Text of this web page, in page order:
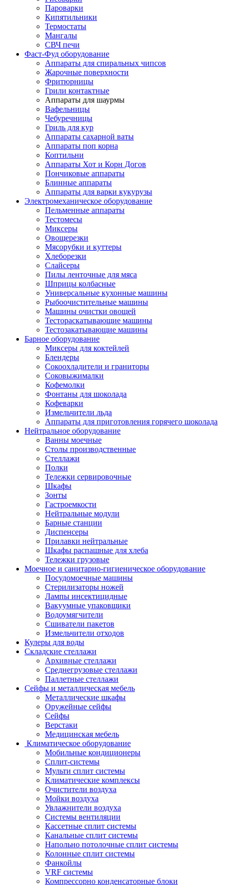
Пароварки
Кипятильники
Термостаты
Мангалы
СВЧ печи
Фаст-Фуд оборудование
Аппараты для спиральных чипсов
Жарочные поверхности
Фритюрницы
Грили контактные
Аппараты для шаурмы
Вафельницы
Чебуречницы
Гриль для кур
Аппараты сахарной ваты
Аппараты поп корна
Коптильни
Аппараты Хот и Корн Догов
Пончиковые аппараты
Блинные аппараты
Аппараты для варки кукурузы
Электромеханическое оборудование
Пельменные аппараты
Тестомесы
Миксеры
Овощерезки
Мясорубки и куттеры
Хлеборезки
Слайсеры
Пилы ленточные для мяса
Шприцы колбасные
Универсальные кухонные машины
Рыбоочистительные машины
Машины очистки овощей
Тестораскатывающие машины
Тестозакатывающие машины
Барное оборудование
Миксеры для коктейлей
Блендеры
Сокоохладители и граниторы
Соковыжималки
Кофемолки
Фонтаны для шоколада
Кофеварки
Измельчители льда
Аппараты для приготовления горячего шоколада
Нейтральное оборудование
Ванны моечные
Столы производственные
Стеллажи
Полки
Тележки сервировочные
Шкафы
Зонты
Гастроемкости
Нейтральные модули
Барные станции
Диспенсеры
Прилавки нейтральные
Шкафы распашные для хлеба
Тележки грузовые
Моечное и санитарно-гигиеническое оборудование
Посудомоечные машины
Стерилизаторы ножей
Лампы инсектицидные
Вакуумные упаковщики
Водоумягчители
Сшиватели пакетов
Измельчители отходов
Кулеры для воды
Складские стеллажи
Архивные стеллажи
Среднегрузовые стеллажи
Паллетные стеллажи
Сейфы и металлическая мебель
Металлические шкафы
Оружейные сейфы
Сейфы
Верстаки
Медицинская мебель
Климатическое оборудование
Мобильные кондиционеры
Сплит-системы
Мульти сплит системы
Климатические комплексы
Очистители воздуха
Мойки воздуха
Увлажнители воздуха
Системы вентиляции
Кассетные сплит системы
Канальные сплит системы
Напольно потолочные сплит системы
Колонные сплит системы
Фанкойлы
VRF системы
Компрессорно конденсаторные блоки